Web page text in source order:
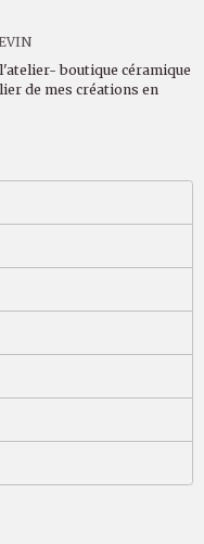
boutique céramique
de mes créations en